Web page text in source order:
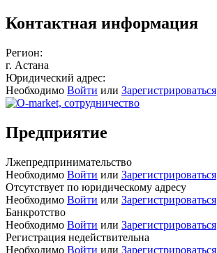
Контактная информация
Регион:
г. Астана
Юридический адрес:
Необходимо Войти или Зарегистрироваться
Предприятие
Лжепредпринимательство
Необходимо Войти или Зарегистрироваться
Отсутствует по юридическому адресу
Необходимо Войти или Зарегистрироваться
Банкротство
Необходимо Войти или Зарегистрироваться
Регистрация недействительна
Необходимо Войти или Зарегистрироваться